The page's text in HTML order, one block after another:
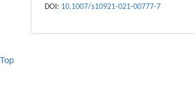
DOI: 10.1007/s10921-021-00777-7
Top